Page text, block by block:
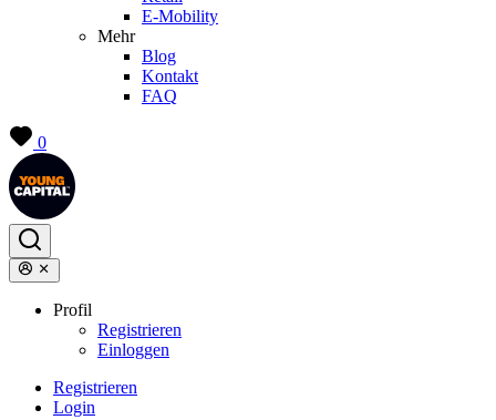
E-Mobility
Mehr
Blog
Kontakt
FAQ
0
Profil
Registrieren
Einloggen
Registrieren
Login